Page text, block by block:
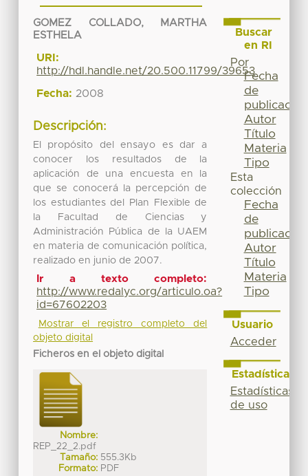
GOMEZ COLLADO, MARTHA
ESTHELA
URI:
http://hdl.handle.net/20.500.11799/39653
Fecha: 2008
Descripción:
El propósito del ensayo es dar a
conocer los resultados de la
aplicación de una encuesta en la
que se conocerá la percepción de
los estudiantes del Plan Flexible de
la Facultad de Ciencias y
Administración Pública de la UAEM
en materia de comunicación política,
realizado en junio de 2007.
Ir a texto completo:
http://www.redalyc.org/articulo.oa?
id=67602203
Mostrar el registro completo del
objeto digital
Ficheros en el objeto digital
Nombre:
REP_22_2.pdf
Tamaño: 555.3Kb
Formato: PDF
Buscar
en RI
Por
Fecha
de
publicación
Autor
Título
Materia
Tipo
Esta
colección
Fecha
de
publicación
Autor
Título
Materia
Tipo
Usuario
Acceder
Estadísticas
Estadísticas
de uso